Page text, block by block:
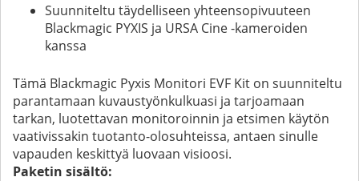
Suunniteltu täydelliseen yhteensopivuuteen
Blackmagic PYXIS ja URSA Cine -kameroiden
kanssa
Tämä Blackmagic Pyxis Monitori EVF Kit on suunniteltu
parantamaan kuvaustyönkulkuasi ja tarjoamaan
tarkan, luotettavan monitoroinnin ja etsimen käytön
vaativissakin tuotanto-olosuhteissa, antaen sinulle
vapauden keskittyä luovaan visioosi.
Paketin sisältö: